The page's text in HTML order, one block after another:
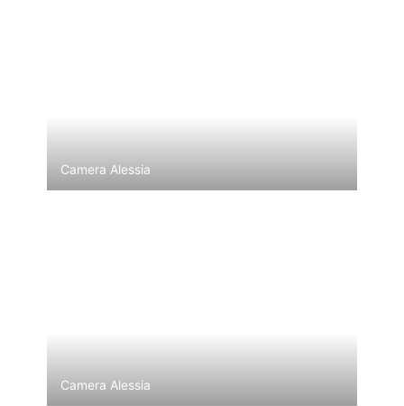
Camera Alessia
Camera Alessia